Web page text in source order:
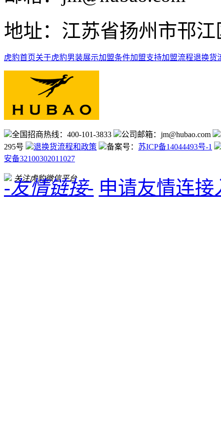
地址：江苏省扬州市邗
虎豹首页关于虎豹男装展示加盟条件加盟支持加盟流程退换货
全国招商热线：400-101-3833 公司邮箱：jm@hubao.com
295号
退换货流程和政策 备案号： 苏ICP备14044493号-1
安备32100302011027
关注虎豹微信平台
-友情链接- 申请友情连接